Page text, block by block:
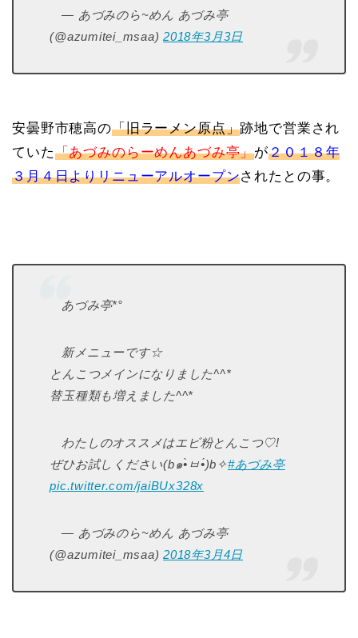
— あづみのら~めん あづみ亭
(@azumitei_msaa)2018年3月3日
安曇野市穂高の「旧ラーメン原点」跡地で営業され
ていた「あづみのらーめんあづみ亭」が２０１８年
３月４日よりリニューアルオープンされたとの事。
あづみ亭*°
新メニューです☆
とんこつメインになりました^^*
替玉種類も増えました^^*
わたしのオススメはエビ粉とんこつ♡!
ぜひお試しください(b๑•̀ㅂ•́)b✧#あづみ亭
pic.twitter.com/jaiBUx328x
— あづみのら~めん あづみ亭
(@azumitei_msaa)2018年3月4日